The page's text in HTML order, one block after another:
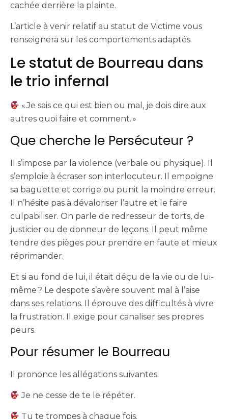
cachée derrière la plainte.
L’article à venir relatif au statut de Victime vous
renseignera sur les comportements adaptés.
Le statut de Bourreau dans
le trio infernal
« Je sais ce qui est bien ou mal, je dois dire aux
autres quoi faire et comment. »
Que cherche le Persécuteur ?
Il s’impose par la violence (verbale ou physique). Il
s’emploie à écraser son interlocuteur. Il empoigne
sa baguette et corrige ou punit la moindre erreur.
Il n’hésite pas à dévaloriser l’autre et le faire
culpabiliser. On parle de redresseur de torts, de
justicier ou de donneur de leçons. Il peut même
tendre des pièges pour prendre en faute et mieux
réprimander.
Et si au fond de lui, il était déçu de la vie ou de lui-
même ? Le despote s’avère souvent mal à l’aise
dans ses relations. Il éprouve des difficultés à vivre
la frustration. Il exige pour canaliser ses propres
peurs.
Pour résumer le Bourreau
Il prononce les allégations suivantes.
Je ne cesse de te le répéter.
Tu te trompes à chaque fois.